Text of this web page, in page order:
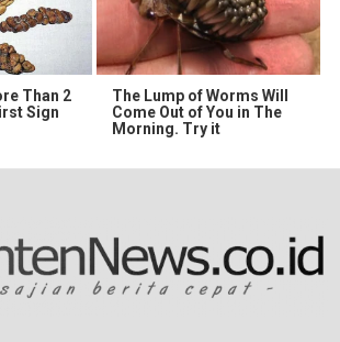
Than 2
Sign
The Lump of Worms Will
Come Out of You in The
Morning. Try it